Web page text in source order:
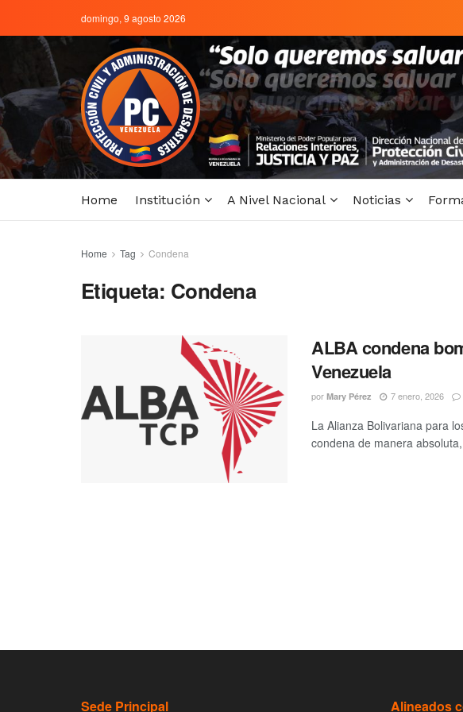
domingo, 9 agosto 2026
Home Institución A Nivel Nacional Noticias
Home Tag Condena
Etiqueta: Condena
ALBA condena
Venezuela
por Mary Pérez 7 enero, 2026
La Alianza Bolivariana para
condena de manera
Sede Principal Alineados